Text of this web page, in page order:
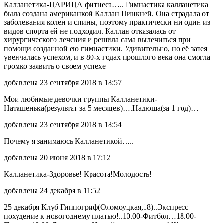
Калланетика-ЦАРИЦА фитнеса….. Гимнастика калланетика
была создана американкой Каллан Пинкней. Она страдала от
заболевания колен и спины, поэтому практически ни один из
видов спорта ей не подходил. Каллан отказалась от
хирургического лечения и решила сама вылечиться при
помощи созданной ею гимнастики. Удивительно, но её затея
увенчалась успехом, и в 80-х годах прошлого века она смогла
громко заявить о своем успехе
добавлена 23 сентября 2018 в 18:57
Мои любимые девочки группы Калланетики-
Наташенька(результат за 5 месяцев)….Надюша(за 1 год)…
добавлена 23 сентября 2018 в 18:54
Почему я занимаюсь Калланетикой…..
добавлена 20 июня 2018 в 17:12
Калланетика-Здоровье! Красота!Молодость!
добавлена 24 декабря в 11:52
25 декабря Клуб Гиппогриф(Оломоуцкая,18)..Экспресс
похудение к новогоднему платью!..10.00-Фитбол…18.00-